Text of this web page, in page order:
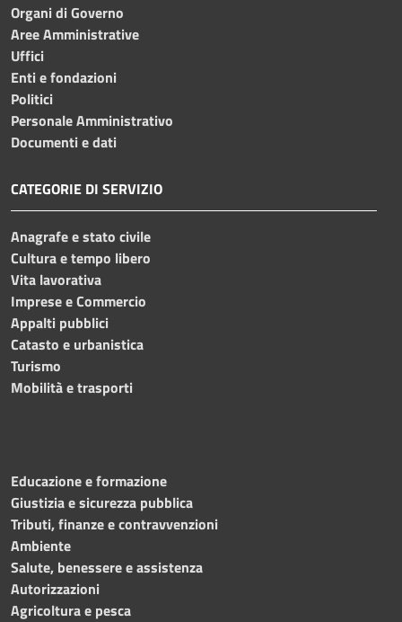
Organi di Governo
Aree Amministrative
Uffici
Enti e fondazioni
Politici
Personale Amministrativo
Documenti e dati
CATEGORIE DI SERVIZIO
Anagrafe e stato civile
Cultura e tempo libero
Vita lavorativa
Imprese e Commercio
Appalti pubblici
Catasto e urbanistica
Turismo
Mobilità e trasporti
Educazione e formazione
Giustizia e sicurezza pubblica
Tributi, finanze e contravvenzioni
Ambiente
Salute, benessere e assistenza
Autorizzazioni
Agricoltura e pesca